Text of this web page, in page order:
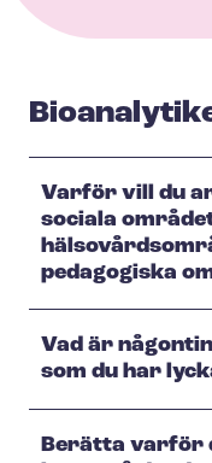
Varför vill du
sociala
pedagogiska
Vad är
som du har
Berätta varför